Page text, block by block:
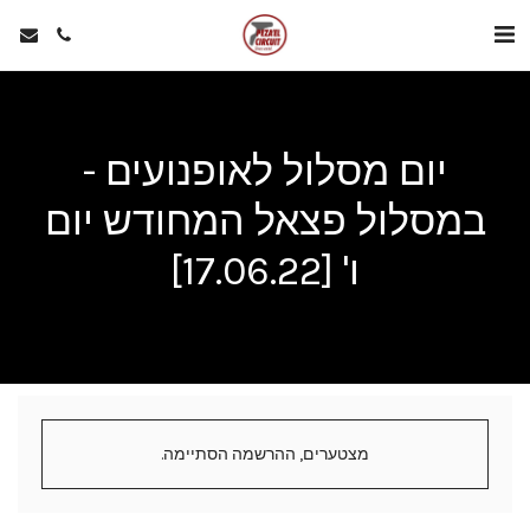
יום מסלול לאופנועים -
במסלול פצאל המחודש יום
ו' [17.06.22]
מצטערים, ההרשמה הסתיימה.